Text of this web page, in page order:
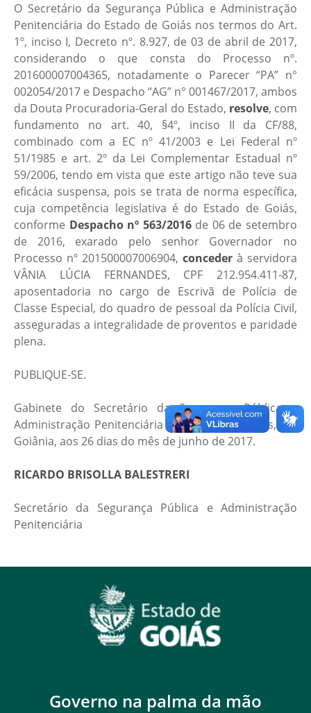
O Secretário da Segurança Pública e Administração
Penitenciária do Estado de Goiás nos termos do Art.
1º, inciso I, Decreto nº. 8.927, de 03 de abril de 2017,
considerando o que consta do Processo nº.
201600007004365, notadamente o Parecer “PA” n°
002054/2017 e Despacho “AG” n° 001467/2017, ambos
da Douta Procuradoria-Geral do Estado, resolve, com
fundamento no art. 40, §4º, inciso II da CF/88,
combinado com a EC nº 41/2003 e Lei Federal nº
51/1985 e art. 2º da Lei Complementar Estadual nº
59/2006, tendo em vista que este artigo não teve sua
eficácia suspensa, pois se trata de norma específica,
cuja competência legislativa é do Estado de Goiás,
conforme Despacho nº 563/2016de 06 de setembro
de 2016, exarado pelo senhor Governador no
Processo nº 201500007006904, conceder à servidora
VÂNIA LÚCIA FERNANDES, CPF 212.954.411-87,
aposentadoria no cargo de Escrivã de Polícia de
Classe Especial, do quadro de pessoal da Polícia Civil,
asseguradas a integralidade de proventos e paridade
plena.
PUBLIQUE-SE.
Gabinete do Secretário da Segurança Pública e
Administração Penitenciária do Estado de Goiás, em
Goiânia, aos 26 dias do mês de junho de 2017.
RICARDO BRISOLLA BALESTRERI
Secretário da Segurança Pública e Administração
Penitenciária
Governo na palma da mão